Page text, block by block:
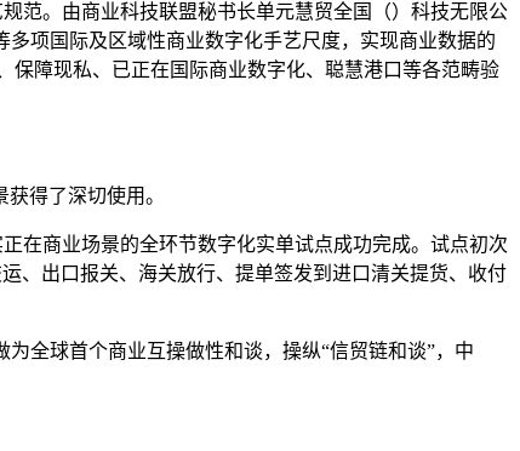
范。由商业科技联盟秘书长单元慧贸全国（）科技无限公
项国际及区域性商业数字化手艺尺度，实现商业数据的
保障现私、已正在国际商业数字化、聪慧港口等各范畴验
得了深切使用。
在商业场景的全环节数字化实单试点成功完成。试点初次
、出口报关、海关放行、提单签发到进口清关提货、收付
全球首个商业互操做性和谈，操纵“信贸链和谈”，中